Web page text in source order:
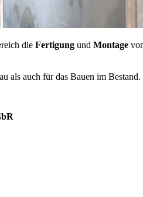
die Fertigung und Montage
als auch für das Bauen im Bestand.